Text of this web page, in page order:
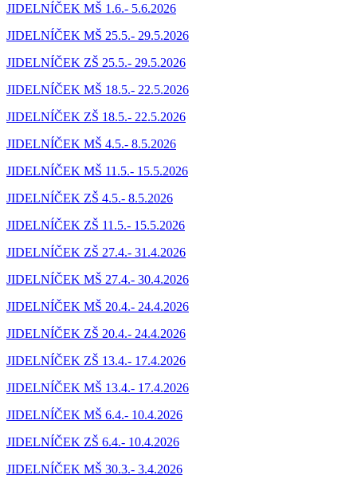
JIDELNÍČEK MŠ 1.6.- 5.6.2026
JIDELNÍČEK MŠ 25.5.- 29.5.2026
JIDELNÍČEK ZŠ 25.5.- 29.5.2026
JIDELNÍČEK MŠ 18.5.- 22.5.2026
JIDELNÍČEK ZŠ 18.5.- 22.5.2026
JIDELNÍČEK MŠ 4.5.- 8.5.2026
JIDELNÍČEK MŠ 11.5.- 15.5.2026
JIDELNÍČEK ZŠ 4.5.- 8.5.2026
JIDELNÍČEK ZŠ 11.5.- 15.5.2026
JIDELNÍČEK ZŠ 27.4.- 31.4.2026
JIDELNÍČEK MŠ 27.4.- 30.4.2026
JIDELNÍČEK MŠ 20.4.- 24.4.2026
JIDELNÍČEK ZŠ 20.4.- 24.4.2026
JIDELNÍČEK ZŠ 13.4.- 17.4.2026
JIDELNÍČEK MŠ 13.4.- 17.4.2026
JIDELNÍČEK MŠ 6.4.- 10.4.2026
JIDELNÍČEK ZŠ 6.4.- 10.4.2026
JIDELNÍČEK MŠ 30.3.- 3.4.2026